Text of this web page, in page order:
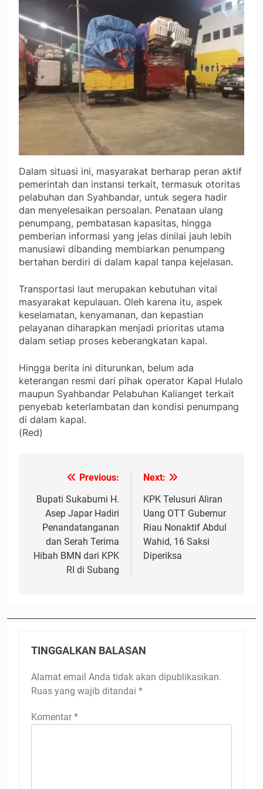
Dalam situasi ini, masyarakat berharap peran aktif
pemerintah dan instansi terkait, termasuk otoritas
pelabuhan dan Syahbandar, untuk segera hadir
dan menyelesaikan persoalan. Penataan ulang
penumpang, pembatasan kapasitas, hingga
pemberian informasi yang jelas dinilai jauh lebih
manusiawi dibanding membiarkan penumpang
bertahan berdiri di dalam kapal tanpa kejelasan.
Transportasi laut merupakan kebutuhan vital
masyarakat kepulauan. Oleh karena itu, aspek
keselamatan, kenyamanan, dan kepastian
pelayanan diharapkan menjadi prioritas utama
dalam setiap proses keberangkatan kapal.
Hingga berita ini diturunkan, belum ada
keterangan resmi dari pihak operator Kapal Hulalo
maupun Syahbandar Pelabuhan Kalianget terkait
penyebab keterlambatan dan kondisi penumpang
di dalam kapal.
(Red)
Navigasi
pos
Previous:
Bupati Sukabumi H.
Asep Japar Hadiri
Penandatanganan
dan Serah Terima
Hibah BMN dari KPK
RI di Subang
Next:
KPK Telusuri Aliran
Uang OTT Gubernur
Riau Nonaktif Abdul
Wahid, 16 Saksi
Diperiksa
TINGGALKAN BALASAN
Alamat email Anda tidak akan dipublikasikan.
Ruas yang wajib ditandai *
Komentar *